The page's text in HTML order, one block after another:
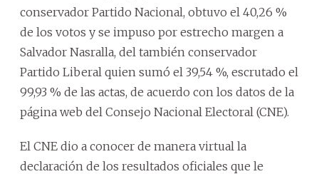
conservador Partido Nacional, obtuvo el 40,26 %
de los votos y se impuso por estrecho margen a
Salvador Nasralla, del también conservador
Partido Liberal quien sumó el 39,54 %, escrutado el
99,93 % de las actas, de acuerdo con los datos de la
página web del Consejo Nacional Electoral (CNE).
El CNE dio a conocer de manera virtual la
declaración de los resultados oficiales que le